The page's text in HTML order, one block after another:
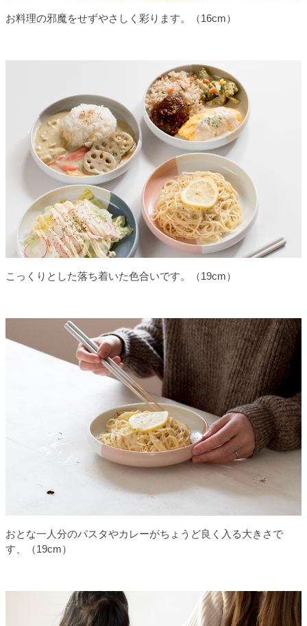
お料理の邪魔をせずやさしく彩ります。（16cm）
こっくりとした落ち着いた色合いです。（19cm）
おとな一人分のパスタやカレーがちょうど良く入る大きさで
す、（19cm）